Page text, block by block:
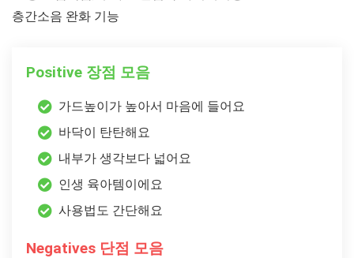
층간소음 완화 기능
Positive 장점 모음
가드높이가 높아서 마음에 들어요
바닥이 탄탄해요
내부가 생각보다 넓어요
인생 육아템이에요
사용법도 간단해요
Negatives 단점 모음